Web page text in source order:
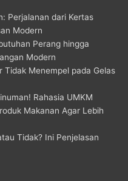
Perjalanan dari Kertas
Modern
Perang hingga
Modern
Tidak Menempel pada Gelas
Rahasia UMKM
Makanan Agar Lebih
Tidak? Ini Penjelasan